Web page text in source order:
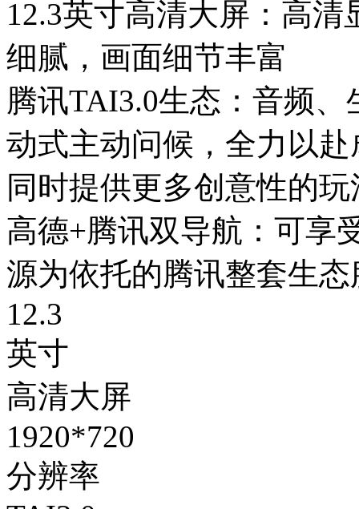
12.3英寸高清大屏：高清
细腻，画面细节丰富
腾讯TAI3.0生态：音频
动式主动问候，全力以
同时提供更多创意性的玩
高德+腾讯双导航：可
源为依托的腾讯整套生态
12.3
英寸
高清大屏
1920*720
分辨率